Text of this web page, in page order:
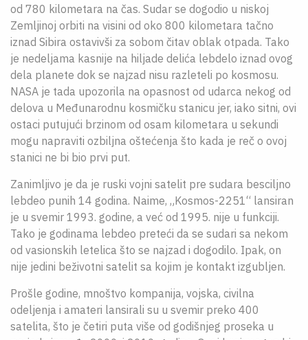
od 780 kilometara na čas. Sudar se dogodio u niskoj
Zemljinoj orbiti na visini od oko 800 kilometara tačno
iznad Sibira ostavivši za sobom čitav oblak otpada. Tako
je nedeljama kasnije na hiljade delića lebdelo iznad ovog
dela planete dok se najzad nisu razleteli po kosmosu.
NASA je tada upozorila na opasnost od udarca nekog od
delova u Međunarodnu kosmičku stanicu jer, iako sitni, ovi
ostaci putujući brzinom od osam kilometara u sekundi
mogu napraviti ozbiljna oštećenja što kada je reč o ovoj
stanici ne bi bio prvi put.
Zanimljivo je da je ruski vojni satelit pre sudara besciljno
lebdeo punih 14 godina. Naime, „Kosmos-2251“ lansiran
je u svemir 1993. godine, a već od 1995. nije u funkciji.
Tako je godinama lebdeo preteći da se sudari sa nekom
od vasionskih letelica što se najzad i dogodilo. Ipak, on
nije jedini beživotni satelit sa kojim je kontakt izgubljen.
Prošle godine, mnoštvo kompanija, vojska, civilna
odeljenja i amateri lansirali su u svemir preko 400
satelita, što je četiri puta više od godišnjeg proseka u